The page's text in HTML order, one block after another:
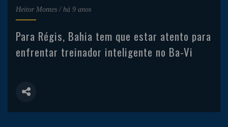
Heitor Montes / há 9 anos
Para Régis, Bahia tem que estar atento para
enfrentar treinador inteligente no Ba-Vi